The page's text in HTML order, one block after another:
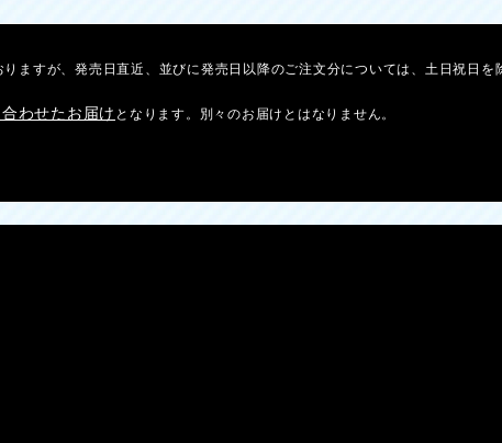
ますが、発売日直近、並びに発売日以降のご注文分については、土日祝日
わせたお届け となります。別々のお届けとはなりません。